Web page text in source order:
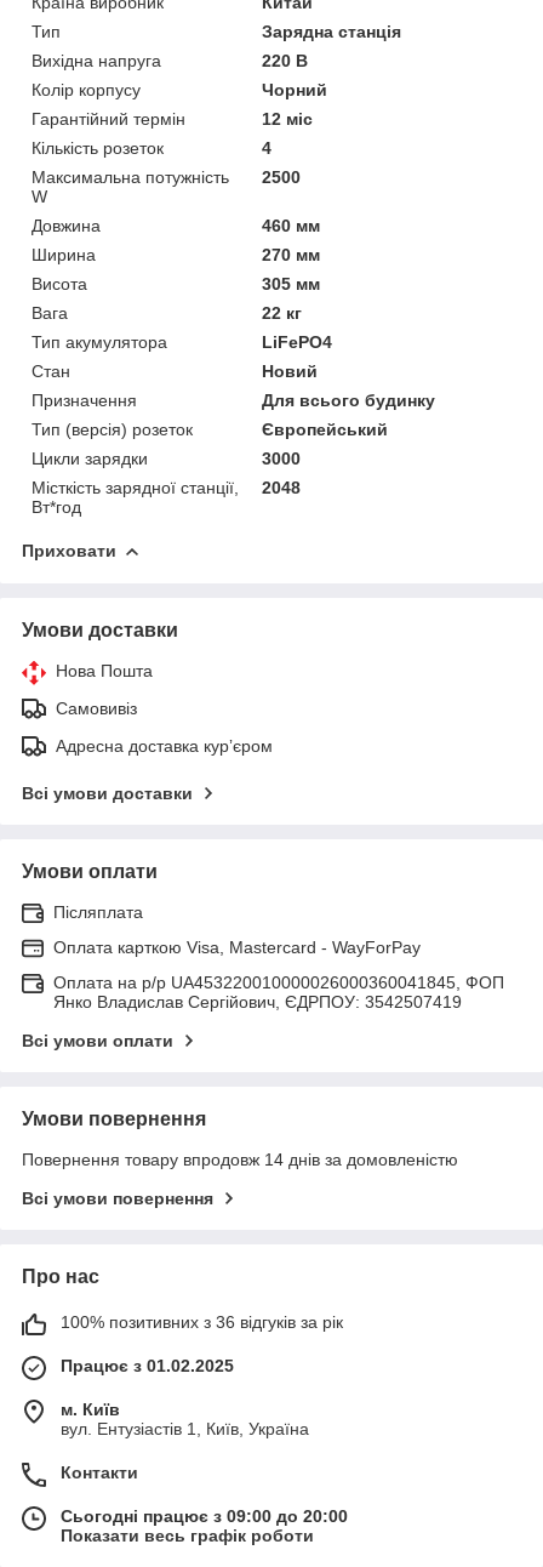
Тип
Зарядна станція
Вихідна напруга
220 В
Колір корпусу
Чорний
Гарантійний термін
12 міс
Кількість розеток
4
Максимальна потужність
W
2500
Довжина
460 мм
Ширина
270 мм
Висота
305 мм
Вага
22 кг
Тип акумулятора
LiFePO4
Стан
Новий
Призначення
Для всього будинку
Тип (версія) розеток
Європейський
Цикли зарядки
3000
Місткість зарядної станції,
Вт*год
2048
Приховати
Умови доставки
Нова Пошта
Самовивіз
Адресна доставка курʼєром
Всі умови доставки
Умови оплати
Післяплата
Оплата карткою Visa, Mastercard - WayForPay
Оплата на р/р UA453220010000026000360041845, ФОП
Янко Владислав Сергійович, ЄДРПОУ: 3542507419
Всі умови оплати
Умови повернення
Повернення товару впродовж 14 днів за домовленістю
Всі умови повернення
Про нас
100% позитивних з 36 відгуків за рік
Працює з 01.02.2025
м. Київ
вул. Ентузіастів 1, Київ, Україна
Контакти
Сьогодні працює з 09:00 до 20:00
Показати весь графік роботи